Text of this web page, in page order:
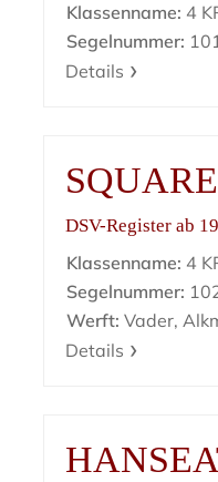
Klassenname: 4
Segelnummer:
Details
DSV-Register ab
Klassenname: 4
Segelnummer:
Werft: Vader,
Details